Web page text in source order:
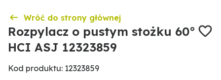
Wróć do strony głównej
Rozpylacz o pustym stożku 60°
HCI ASJ 12323859
Kod produktu: 12323859